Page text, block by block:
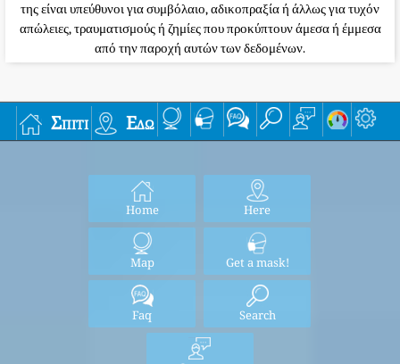
της είναι υπεύθυνοι για συμβόλαιο, αδικοπραξία ή άλλως για τυχόν
απώλειες, τραυματισμούς ή ζημίες που προκύπτουν άμεσα ή έμμεσα
από την παροχή αυτών των δεδομένων.
Σπίτι Εδώ
Home Here
Map Get a mask!
Faq Search